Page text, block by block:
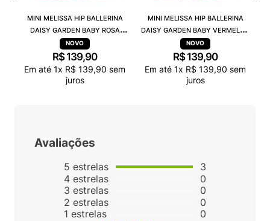
MINI MELISSA HIP BALLERINA
DAISY GARDEN BABY ROSA
PRETO 38115
R$ 139,90
Em até 1x R$ 139,90 sem
juros
MINI MELISSA HIP BALLERINA
DAISY GARDEN BABY VERMELHO
PRETO 38115
R$ 139,90
Em até 1x R$ 139,90 sem
juros
Avaliações
5 estrelas
4 estrelas
3 estrelas
2 estrelas
1 estrelas
3
0
0
0
0